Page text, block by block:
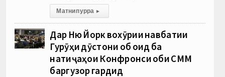
Матни пурра ▸
Дар Ню Йорк вохӯрии навбатии
Гурӯҳи дӯстони об оид ба
натиҷаҳои Конфронси оби СММ
баргузор гардид